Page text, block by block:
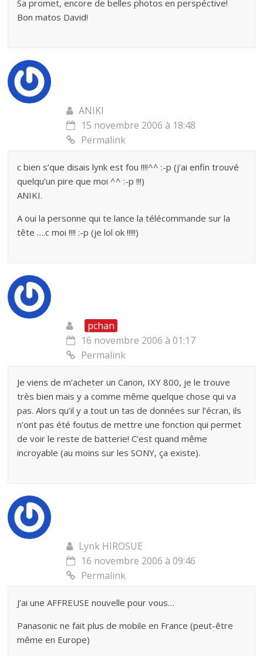
Sa promet, encore de belles photos en perspéctive!
Bon matos David!
ANIKI
15 novembre 2006 à 18:48
Permalink
c bien s’que disais lynk est fou !!!!^^ :-p (j’ai enfin trouvé
quelqu’un pire que moi ^^ :-p !!!)
ANIKI.
A oui la personne qui te lance la télécommande sur la
tête ….c moi !!!! :-p (je lol ok !!!!!)
pchan
16 novembre 2006 à 01:17
Permalink
Je viens de m’acheter un Canon, IXY 800, je le trouve
très bien mais y a comme même quelque chose qui va
pas. Alors qu’il y a tout un tas de données sur l’écran, ils
n’ont pas été foutus de mettre une fonction qui permet
de voir le reste de batterie! C’est quand même
incroyable (au moins sur les SONY, ça existe).
Lynk HIROSUE
16 novembre 2006 à 09:46
Permalink
J’ai une AFFREUSE nouvelle pour vous…
Panasonic ne fait plus de mobile en France (peut-être
même en Europe)